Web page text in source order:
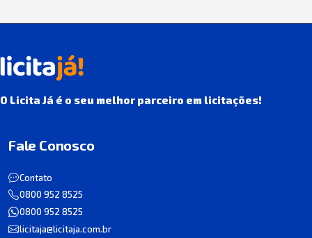
O Licita Já é o seu melhor parceiro em licitações!
Fale Conosco
Contato
0800 952 8525
0800 952 8525
licitaja@licitaja.com.br